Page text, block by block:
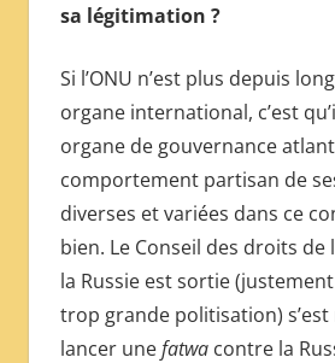
sa légitimation ?
Si l’ONU n’est plus depuis
organe international, c’est
organe de gouvernance
comportement partisan de
diverses et variées dans ce
bien. Le Conseil des droits de
la Russie est sortie
trop grande politisation)
lancer unefatwacontre la